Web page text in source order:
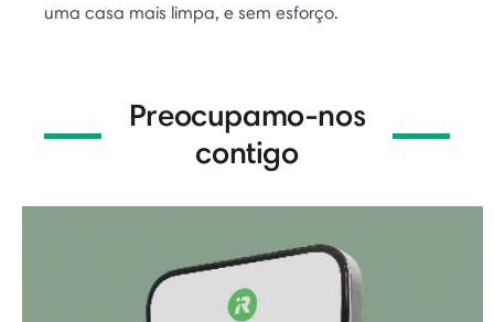
uma casa mais limpa, e sem esforço.
Preocupamo-nos
contigo